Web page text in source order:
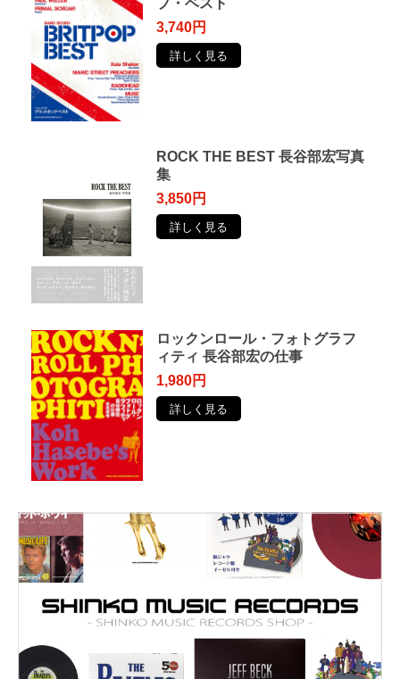
プ・ベスト
3,740円
詳しく見る
ROCK THE BEST 長谷部宏写真
集
3,850円
詳しく見る
ロックンロール・フォトグラフ
ィティ 長谷部宏の仕事
1,980円
詳しく見る